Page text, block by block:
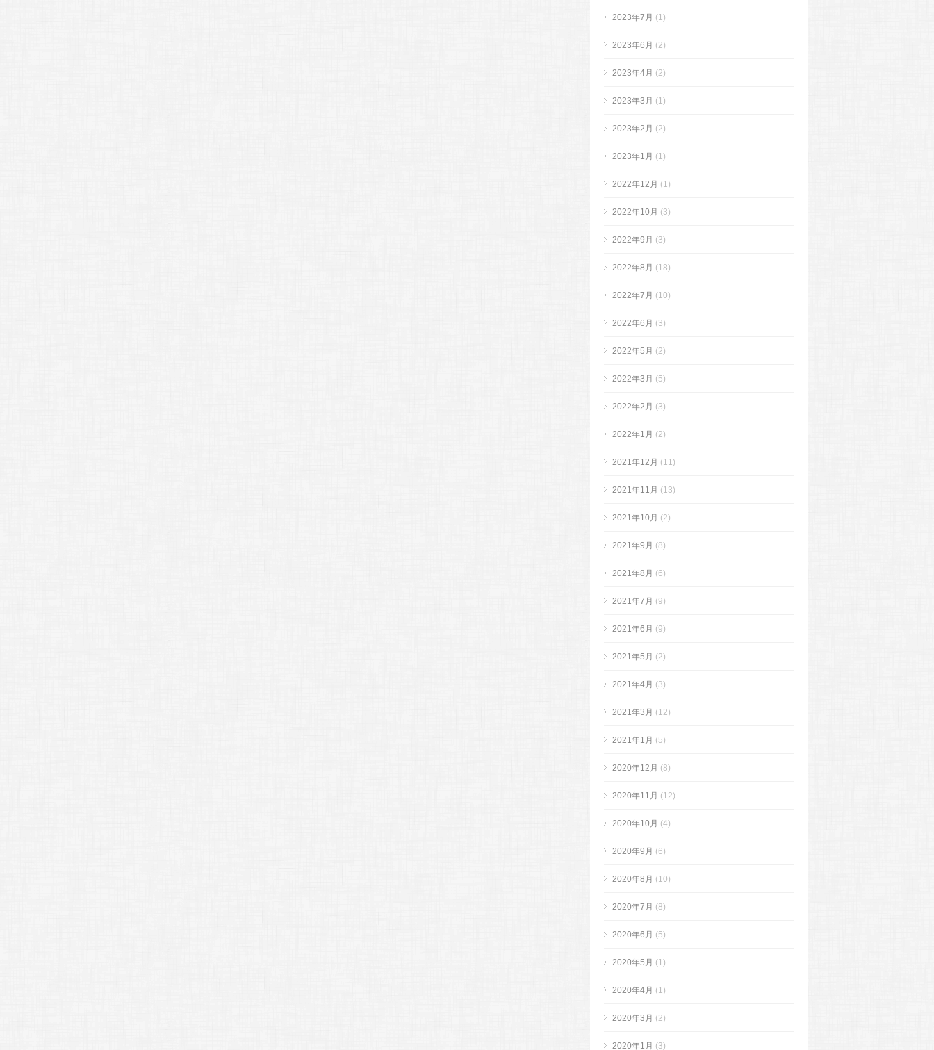
2023年7月 (1)
2023年6月 (2)
2023年4月 (2)
2023年3月 (1)
2023年2月 (2)
2023年1月 (1)
2022年12月 (1)
2022年10月 (3)
2022年9月 (3)
2022年8月 (18)
2022年7月 (10)
2022年6月 (3)
2022年5月 (2)
2022年3月 (5)
2022年2月 (3)
2022年1月 (2)
2021年12月 (11)
2021年11月 (13)
2021年10月 (2)
2021年9月 (8)
2021年8月 (6)
2021年7月 (9)
2021年6月 (9)
2021年5月 (2)
2021年4月 (3)
2021年3月 (12)
2021年1月 (5)
2020年12月 (8)
2020年11月 (12)
2020年10月 (4)
2020年9月 (6)
2020年8月 (10)
2020年7月 (8)
2020年6月 (5)
2020年5月 (1)
2020年4月 (1)
2020年3月 (2)
2020年1月 (3)